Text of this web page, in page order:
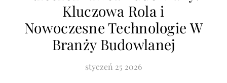
Kluczowa Rola i
Nowoczesne Technologie W
Branży Budowlanej
styczeń 25 2026